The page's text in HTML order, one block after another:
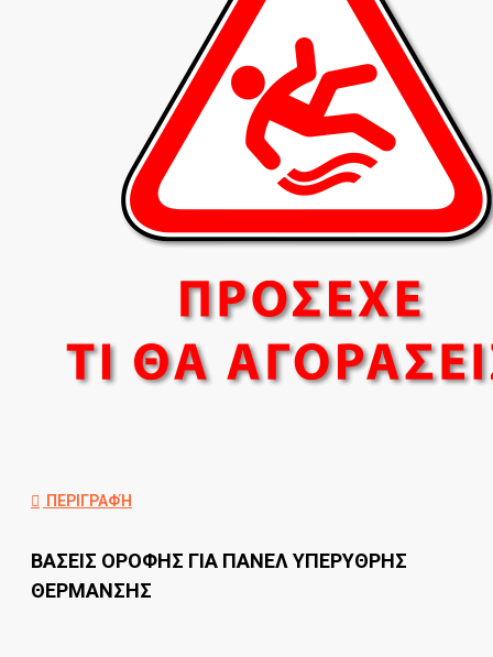
ΠΕΡΙΓΡΑΦΉ
ΒΑΣΕΙΣ ΟΡΟΦΗΣ ΓΙΑ ΠΑΝΕΛ ΥΠΕΡΥΘΡΗΣ
ΘΕΡΜΑΝΣΗΣ